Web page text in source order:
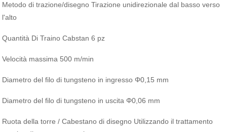
Metodo di trazione/disegno Tirazione unidirezionale dal basso verso
l'alto
Quantità Di Traino Cabstan 6 pz
Velocità massima 500 m/min
Diametro del filo di tungsteno in ingresso Φ0,15 mm
Diametro del filo di tungsteno in uscita Φ0,06 mm
Ruota della torre / Cabestano di disegno Utilizzando il trattamento